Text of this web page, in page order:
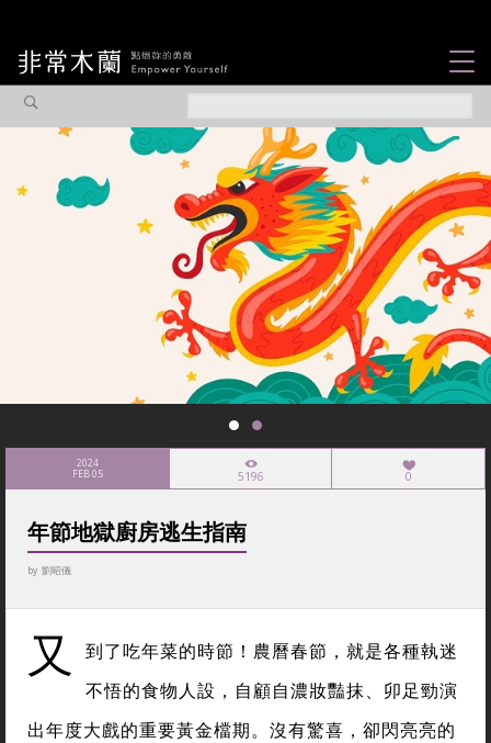
觀點專欄
焦點企劃
社會企業
認識我們
2024
FEB 05 5196 0
年節地獄廚房逃生指南
by 劉昭儀
又
到了吃年菜的時節！農曆春節，就是各種執迷
不悟的食物人設，自顧自濃妝豔抹、卯足勁演
出年度大戲的重要黃金檔期。沒有驚喜，卻閃亮亮的